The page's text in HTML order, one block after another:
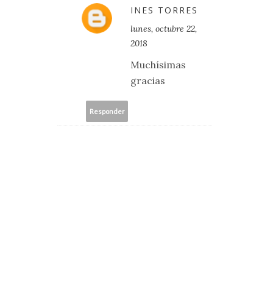
INES TORRES
lunes, octubre 22,
2018
Muchísimas
gracias
Responder